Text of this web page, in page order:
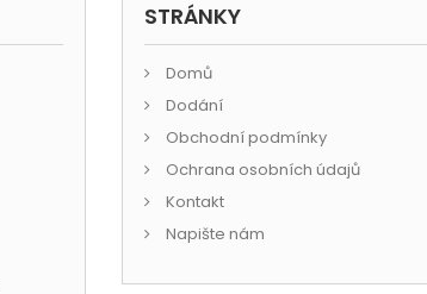
STRÁNKY
Domů
Dodání
Obchodní podmínky
Ochrana osobních údajů
Kontakt
Napište nám